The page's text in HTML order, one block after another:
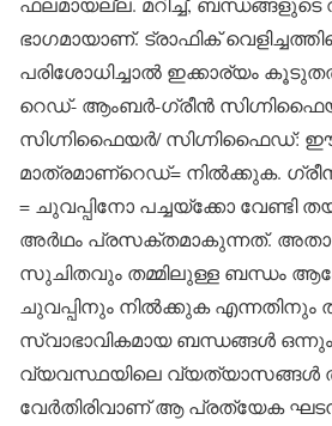
ഭാഗമായാണ്. ട്രാഫിക്
പരിശോധിച്ചാല്‍ ഇക്കാര്യം
റെഡ്- ആംബര്‍-ഗ്രീന്‍
സിഗ്നിഫൈയര്‍/ സിഗ്നിഫൈഡ്:
മാത്രമാണ്‌റെഡ്= നില്‍ക്കുക.
= ചുവപ്പിനോ പച്ചയ്‌ക്കോ വേണ്ടി
അര്‍ഥം പ്രസക്തമാകുന്നത്.
സുചിതവും തമ്മിലുള്ള ബന്ധം
ചുവപ്പിനും നില്‍ക്കുക എന്നതിനും
സ്വാഭാവികമായ ബന്ധങ്ങള്‍
വ്യവസ്ഥയിലെ വ്യത്യാസങ്ങള്‍
വേര്‍തിരിവാണ് ആ പ്രത്യേക